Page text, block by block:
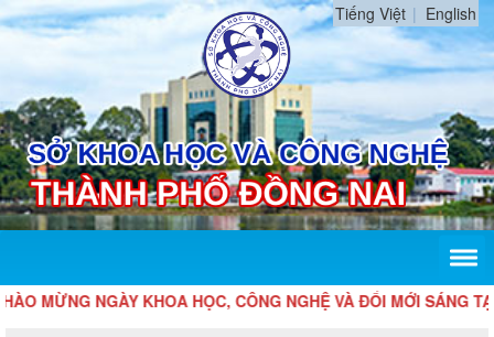
Tiếng Việt English
MỪNG NGÀY KHOA HỌC, CÔNG NGHỆ VÀ ĐỔI MỚI SÁNG TẠO